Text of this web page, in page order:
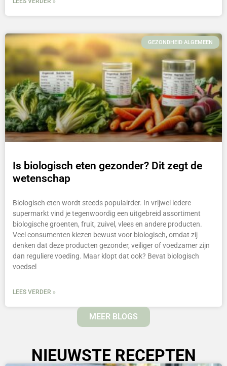
GEZONDHEID ALGEMEEN
Is biologisch eten gezonder? Dit zegt de
wetenschap
Biologisch eten wordt steeds populairder. In vrijwel iedere
supermarkt vind je tegenwoordig een uitgebreid assortiment
biologische groenten, fruit, zuivel, vlees en andere producten.
Veel consumenten kiezen bewust voor biologisch, omdat zij
denken dat deze producten gezonder, veiliger of voedzamer zijn
dan reguliere voeding. Maar klopt dat ook? Bevat biologisch
voedsel
LEES VERDER »
MEER BLOGS
NIEUWSTE RECEPTEN